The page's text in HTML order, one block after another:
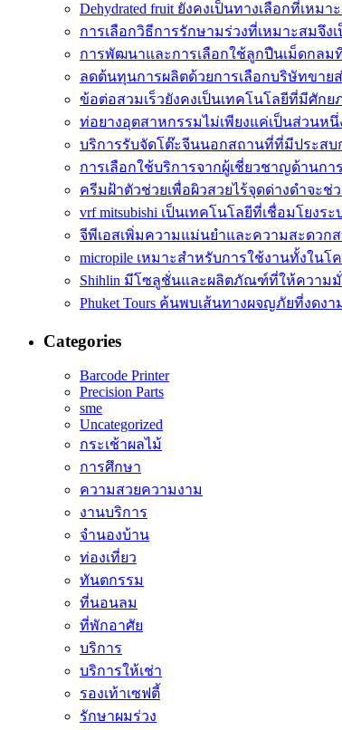
Dehydrated fruit ยังคงเป็นทางเลือกที่เห
การเลือกวิธีการรักษามร่วงที่เหมาะสมจึง
การพัฒนาและการเลือกใช้ลูกปืนเม็ดกล
ลดต้นทุนการผลิตด้วยการเลือกบริษัทขาย
ข้อต่อสวมเร็วยังคงเป็นเทคโนโลยีที่มีศัก
ท่อยางอุตสาหกรรมไม่เพียงแค่เป็นส่วนห
บริการรับจัดโต๊ะจีนนอกสถานที่ที่มีประส
การเลือกใช้บริการจากผู้เชี่ยวชาญด้านกา
ครีมฝ้าตัวช่วยเพื่อผิวสวยไร้จุดด่างดำจะช่
vrf mitsubishi เป็นเทคโนโลยีที่เชื่อมโยงร
จีพีเอสเพิ่มความแม่นยำและความสะดวก
micropile เหมาะสำหรับการใช้งานทั้งในโ
Shihlin มีโซลูชั่นและผลิตภัณฑ์ที่ให้ความ
Phuket Tours ค้นพบเส้นทางผจญภัยที่งดงา
Categories
Barcode Printer
Precision Parts
sme
Uncategorized
กระเช้าผลไม้
การศึกษา
ความสวยความงาม
งานบริการ
จำนองบ้าน
ท่องเที่ยว
ทันตกรรม
ที่นอนลม
ที่พักอาศัย
บริการ
บริการให้เช่า
รองเท้าเซฟตี้
รักษาผมร่วง